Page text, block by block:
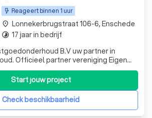
€ 10.000,- tot €
25.000,-
€ 15.000,- tot €
25.000,-
beeld van de kosten voor jouw project?
meerdere aannemers in Enschede.
Reageert binnen 1 uur
B.V uw partner in
Eigen
onderhoud,
Check beschikbaarheid
Start jouw project
place Lonnekerbrugstraat 106-6, Enschede
timelapse 17 jaar in bedrijf